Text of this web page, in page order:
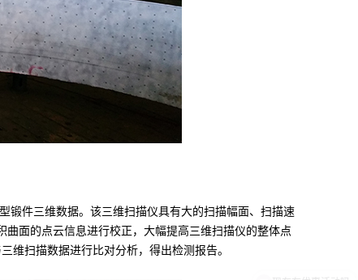
锻件三维数据。该三维扫描仪具有大的扫描幅面、扫描速
面的点云信息进行校正，大幅提高三维扫描仪的整体点
维扫描数据进行比对分析，得出检测报告。